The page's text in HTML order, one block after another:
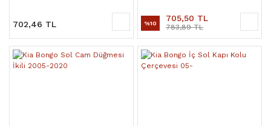
702,46 TL %10 705,50 TL
783,89 TL